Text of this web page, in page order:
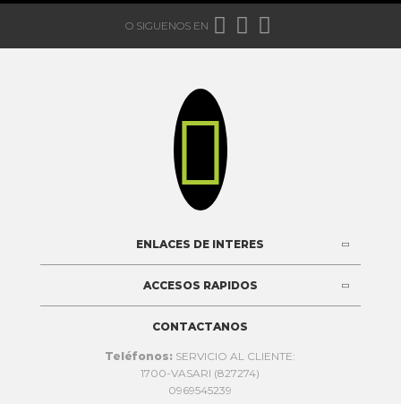
O SIGUENOS EN   

ENLACES DE INTERES
ACCESOS RAPIDOS
CONTACTANOS
Teléfonos: SERVICIO AL CLIENTE:
1700-VASARI (827274)
0969545239